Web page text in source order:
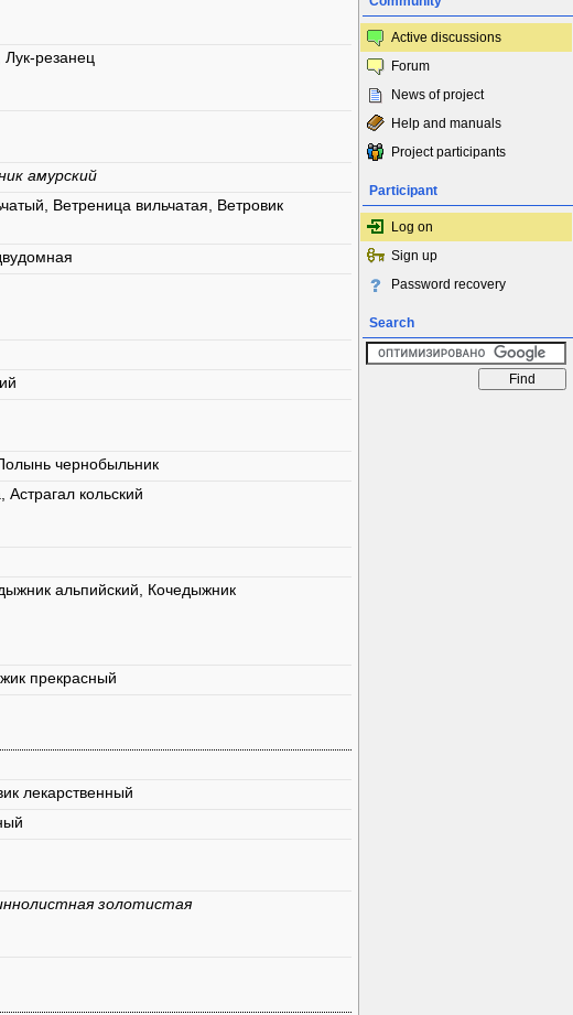
Лук-резанец
амурский
Ветреница вильчатая, Ветровик
чернобыльник
Астрагал кольский
альпийский, Кочедыжник
прекрасный
лекарственный
золотистая
Active discussions
Forum
News of project
Help and manuals
Project participants
Participant
Log on
Sign up
Password recovery
Search